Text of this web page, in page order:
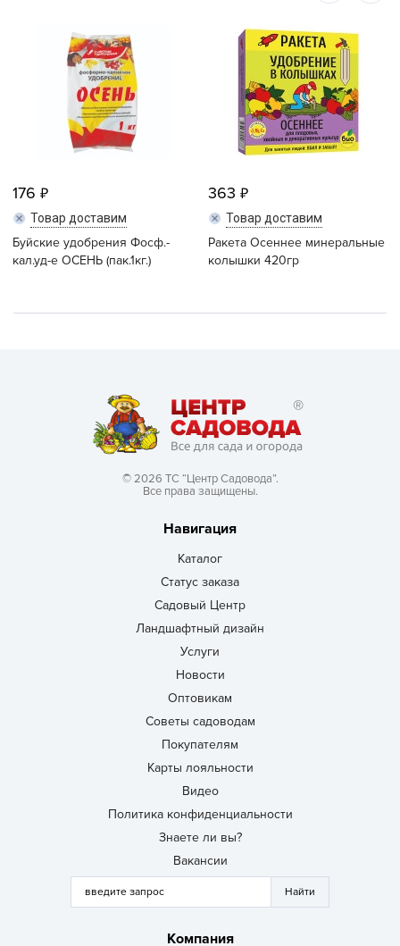
176
Товар доставим
Буйские удобрения Фосф.-
кал.уд-е ОСЕНЬ (пак.1кг.)
363
Товар доставим
Ракета Осеннее минеральные
колышки 420гр
© 2026 ТС “Центр Садовода”.
Все права защищены.
Навигация
Каталог
Статус заказа
Садовый Центр
Ландшафтный дизайн
Услуги
Новости
Оптовикам
Советы садоводам
Покупателям
Карты лояльности
Видео
Политика конфиденциальности
Знаете ли вы?
Вакансии
Компания